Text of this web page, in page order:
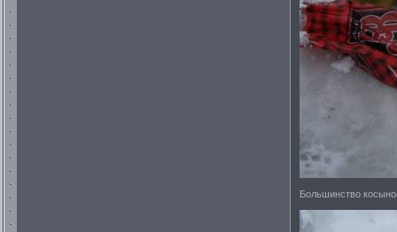
Большинство